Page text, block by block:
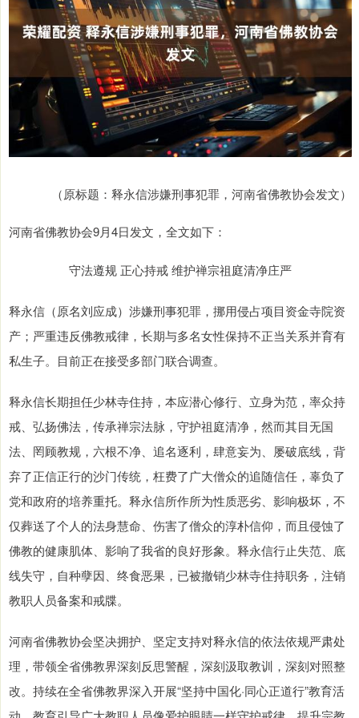
（原标题：释永信涉嫌刑事犯罪，河南省佛教协会发文）
河南省佛教协会9月4日发文，全文如下：
守法遵规 正心持戒 维护禅宗祖庭清净庄严
释永信（原名刘应成）涉嫌刑事犯罪，挪用侵占项目资金寺院资
产；严重违反佛教戒律，长期与多名女性保持不正当关系并育有
私生子。目前正在接受多部门联合调查。
释永信长期担任少林寺住持，本应潜心修行、立身为范，率众持
戒、弘扬佛法，传承禅宗法脉，守护祖庭清净，然而其目无国
法、罔顾教规，六根不净、追名逐利，肆意妄为、屡破底线，背
弃了正信正行的沙门传统，枉费了广大僧众的追随信任，辜负了
党和政府的培养重托。释永信所作所为性质恶劣、影响极坏，不
仅葬送了个人的法身慧命、伤害了僧众的淳朴信仰，而且侵蚀了
佛教的健康肌体、影响了我省的良好形象。释永信行止失范、底
线失守，自种孽因、终食恶果，已被撤销少林寺住持职务，注销
教职人员备案和戒牒。
河南省佛教协会坚决拥护、坚定支持对释永信的依法依规严肃处
理，带领全省佛教界深刻反思警醒，深刻汲取教训，深刻对照整
改。持续在全省佛教界深入开展“坚持中国化·同心正道行”教育活